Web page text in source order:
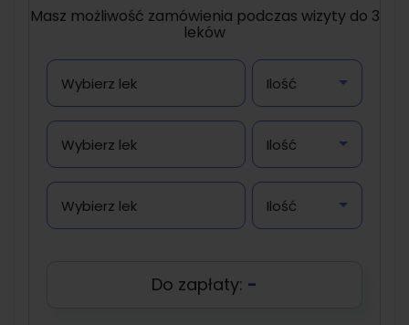
Masz możliwość zamówienia podczas wizyty do 3
leków
Do zapłaty: -